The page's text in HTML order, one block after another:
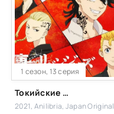
1 сезон, 13 серия
Токийские мстители: Рождественская битва
2021, Anilibria, Japan Original